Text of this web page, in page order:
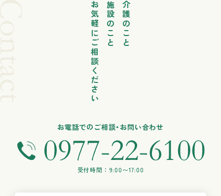
介護のこと
施設のこと
お気軽にご相談ください
お電話でのご相談・お問い合わせ
受付時間：9:00〜17:00